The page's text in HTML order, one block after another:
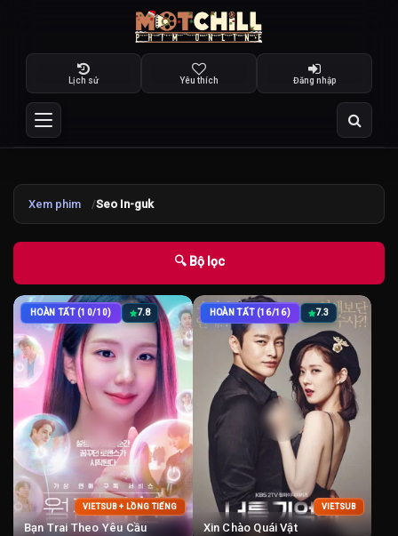
Lịch sử Yêu thích Đăng nhập
Xem phim Seo In-guk
🔍 Bộ lọc
HOÀN TẤT (10/10) 7.8
VIETSUB + LỒNG TIẾNG
Bạn Trai Theo Yêu Cầu
HOÀN TẤT (16/16) 7.3
VIETSUB
Xin Chào Quái Vật